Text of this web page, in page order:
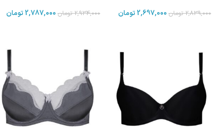
2,839,000 تومان 2,697,000تومان 2,934,000 تومان 2,787,000تومان